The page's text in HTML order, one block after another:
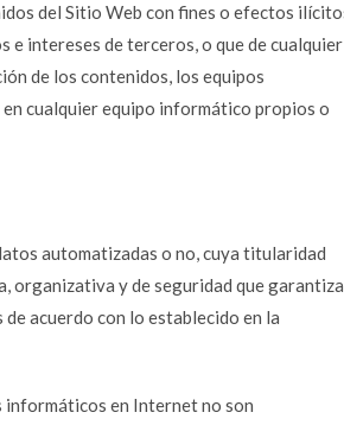
del Sitio Web con fines o efectos
e intereses de terceros, o que de cualquier
de los contenidos, los equipos
cualquier equipo informático propios o
automatizadas o no, cuya titularidad
organizativa y de seguridad que
acuerdo con lo establecido en la
informáticos en Internet no son